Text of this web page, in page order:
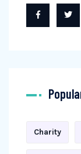
Charity